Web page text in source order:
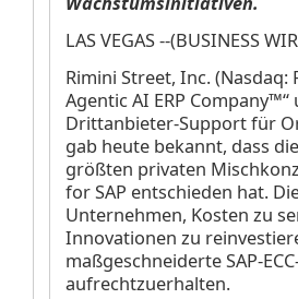
LAS VEGAS --(BUSINESS
Rimini Street, Inc.
Agentic AI ERP
Drittanbieter-Support für
gab heute bekannt, dass
größten privaten
for SAP entschieden hat.
Unternehmen, Kosten zu
Innovationen zu
maßgeschneiderte SAP-
aufrechtzuerhalten.